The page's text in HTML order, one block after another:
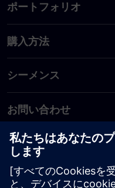
ポートフォリオ
購入方法
シーメンス
お問い合わせ
PLM製品のお問い合わせ
EDA製品のお問い合わせ
世界各地の事業拠点